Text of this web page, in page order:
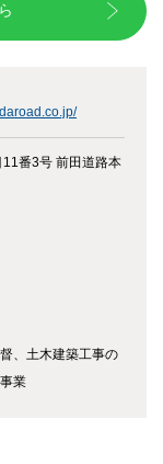
番3号 前田道路本
、土木建築工事の
業